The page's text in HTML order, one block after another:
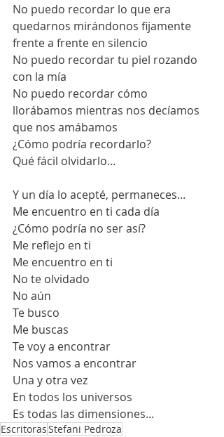
No puedo recordar lo que era
quedarnos mirándonos fijamente
frente a frente en silencio
No puedo recordar tu piel rozando
con la mía
No puedo recordar cómo
llorábamos mientras nos decíamos
que nos amábamos
¿Cómo podría recordarlo?
Qué fácil olvidarlo...
Y un día lo acepté, permaneces...
Me encuentro en ti cada día
¿Cómo podría no ser así?
Me reflejo en ti
Me encuentro en ti
No te olvidado
No aún
Te busco
Me buscas
Te voy a encontrar
Nos vamos a encontrar
Una y otra vez
En todos los universos
Es todas las dimensiones...
EscritorasStefani Pedroza